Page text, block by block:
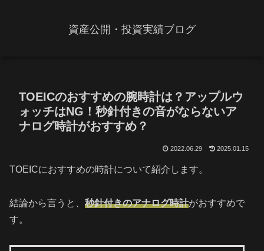
資産公開・投資実績ブログ
TOEICのおすすめの腕時計は？アップルウ
ォッチはNG！秒針付きの音がならないア
ナログ時計がおすすめ？
2022.06.29 2025.01.15
TOEICにおすすめの時計について紹介します。
結論から言うと、 秒針付きのアナログ時計がおすすめで
す。